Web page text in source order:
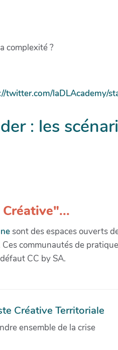
complexité ?
twitter.com/laDLAcademy/
: les